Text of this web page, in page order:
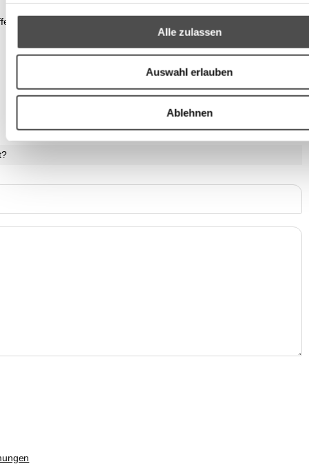
Alle zulassen
Auswahl erlauben
Ablehnen
GROSS-geschrieben.